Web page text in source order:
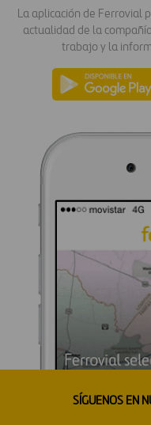
La aplicación de Ferrovial
actualidad de la
trabajo y la
SÍGUENOS EN